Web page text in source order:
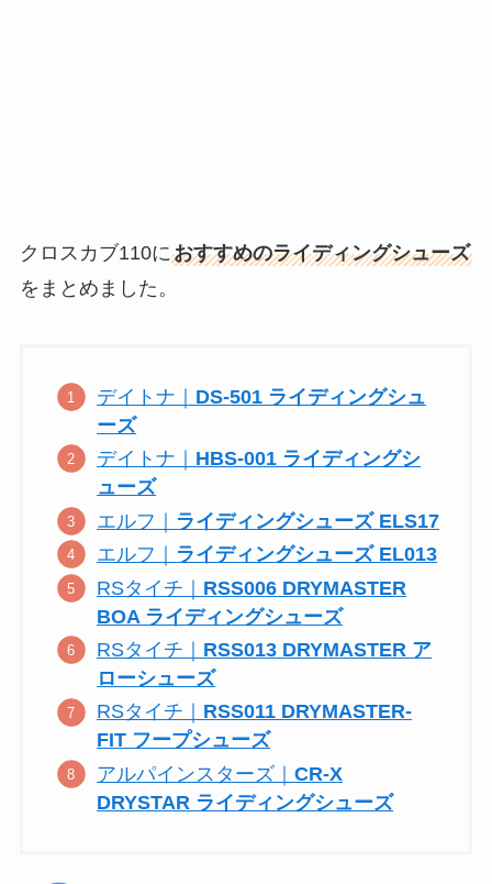
クロスカブ110におすすめのライディングシューズ
をまとめました。
デイトナ｜ DS-501 ライディングシュ
ーズ
デイトナ｜ HBS-001 ライディングシ
ューズ
エルフ｜ ライディングシューズ ELS17
エルフ｜ ライディングシューズ EL013
RSタイチ｜ RSS006 DRYMASTER
BOA ライディングシューズ
RSタイチ｜ RSS013 DRYMASTER ア
ローシューズ
RSタイチ｜ RSS011 DRYMASTER-
FIT フープシューズ
アルパインスターズ｜CR-X
DRYSTAR ライディングシューズ